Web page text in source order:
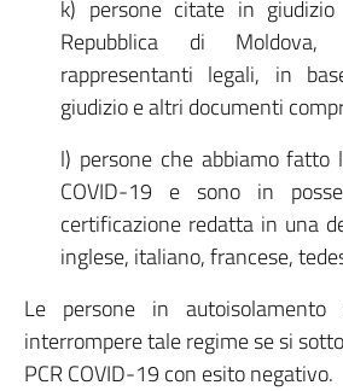
k) persone citate in
Repubblica di
rappresentanti legali, in
giudizio e altri documenti
l) persone che abbiamo fatto
COVID-19 e sono in
certificazione redatta in una
inglese, italiano, francese,
Le persone in autoisolamento
interrompere tale regime se si
PCR COVID-19 con esito negativo.